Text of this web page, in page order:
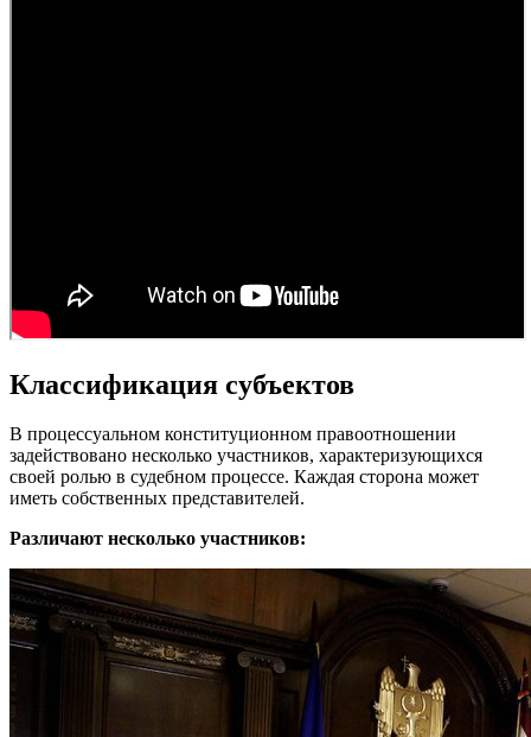
Классификация субъектов
В процессуальном конституционном правоотношении
задействовано несколько участников, характеризующихся
своей ролью в судебном процессе. Каждая сторона может
иметь собственных представителей.
Различают несколько участников: